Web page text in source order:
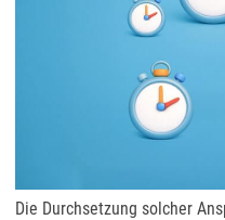
Die Durchsetzung solcher